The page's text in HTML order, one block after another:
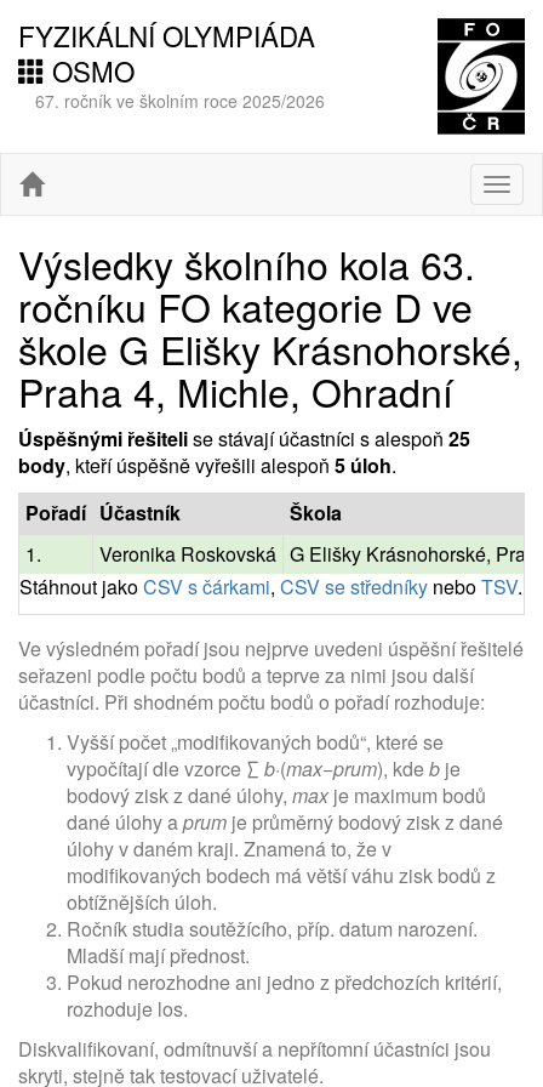
FYZIKÁLNÍ OLYMPIÁDA
OSMO
67. ročník ve školním roce 2025/2026
Výsledky školního kola 63.
ročníku FO kategorie D ve
škole G Elišky Krásnohorské,
Praha 4, Michle, Ohradní
Úspěšnými řešitelise stávají účastníci s alespoň 25
body, kteří úspěšně vyřešili alespoň 5 úloh.
Pořadí Účastník
Škola
1.
Veronika Roskovská G Elišky Krásnohorské,
Stáhnout jakoCSV s čárkami, CSV se středníky neboTSV.
Ve výsledném pořadí jsou nejprve uvedeni úspěšní řešitelé
seřazeni podle počtu bodů a teprve za nimi jsou další
účastníci. Při shodném počtu bodů o pořadí rozhoduje:
Vyšší počet „modifikovaných bodů“, které se
vypočítají dle vzorce ∑ b·(max−prum), kdeb je
bodový zisk z dané úlohy, max je maximum bodů
dané úlohy aprum je průměrný bodový zisk z dané
úlohy v daném kraji. Znamená to, že v
modifikovaných bodech má větší váhu zisk bodů z
obtížnějších úloh.
Ročník studia soutěžícího, příp. datum narození.
Mladší mají přednost.
Pokud nerozhodne ani jedno z předchozích kritérií,
rozhoduje los.
Diskvalifikovaní, odmítnuvší a nepřítomní účastníci jsou
skryti, stejně tak testovací uživatelé.